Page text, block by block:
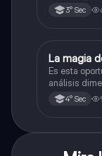
3° Sec
Física
La magia
Es esta
análisis
de las
4° Sec